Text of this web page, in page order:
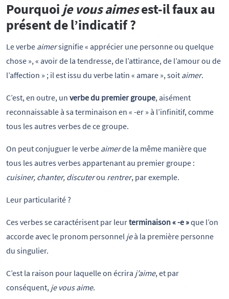
Pourquoi je vous aimesest-il faux au
présent de l’indicatif ?
Le verbe aimersignifie « apprécier une personne ou quelque
chose », « avoir de la tendresse, de l’attirance, de l’amour ou de
l’affection » ; il est issu du verbe latin « amare », soit aimer.
C’est, en outre, un verbe du premier groupe, aisément
reconnaissable à sa terminaison en « -er » à l’infinitif, comme
tous les autres verbes de ce groupe.
On peut conjuguer le verbe aimerde la même manière que
tous les autres verbes appartenant au premier groupe :
cuisiner, chanter, discuterou rentrer, par exemple.
Leur particularité ?
Ces verbes se caractérisent par leurterminaison « -e »que l’on
accorde avec le pronom personnel jeà la première personne
du singulier.
C’est la raison pour laquelle on écrira j’aime, et par
conséquent, je vous aime.